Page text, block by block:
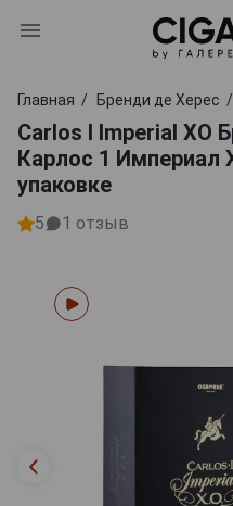
Главная Бренди де Херес
Carlos I Imperial XO
Карлос 1 Империал
упаковке
5 1 отзыв